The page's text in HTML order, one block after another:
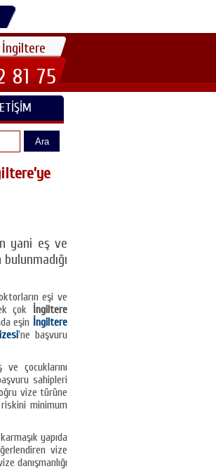
İngiltere
81 75
Ara
yani eş ve
eşi ve
çok
İngiltere
eşin İngiltere
’ne başvuru
çocuklarını
sahipleri
vize türüne
minimum
yapıda
vize
danışmanlığı